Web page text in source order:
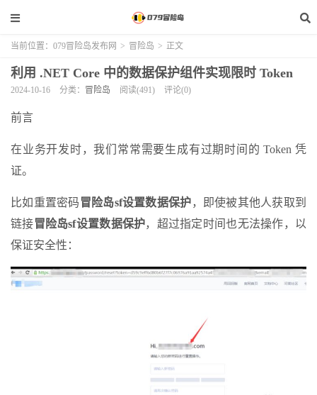
当前位置： 079冒险岛发布网 > 冒险岛 > 正文
利用 .NET Core 中的数据保护组件实现限时 Token
2024-10-16 分类： 冒险岛 阅读(491) 评论(0)
前言
在业务开发时，我们常常需要生成有过期时间的 Token 凭
证。
比如重置密码 冒险岛sf设置数据保护，即使被其他人获取到
链接冒险岛sf设置数据保护，超过指定时间也无法操作，以
保证安全性：